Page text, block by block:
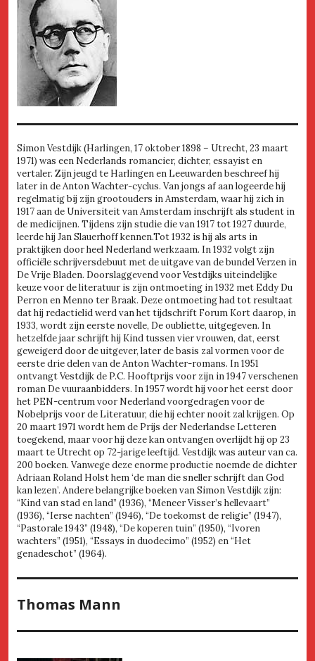
Simon Vestdijk (Harlingen, 17 oktober 1898 – Utrecht, 23 maart
1971) was een Nederlands romancier, dichter, essayist en
vertaler. Zijn jeugd te Harlingen en Leeuwarden beschreef hij
later in de Anton Wachter-cyclus. Van jongs af aan logeerde hij
regelmatig bij zijn grootouders in Amsterdam, waar hij zich in
1917 aan de Universiteit van Amsterdam inschrijft als student in
de medicijnen. Tijdens zijn studie die van 1917 tot 1927 duurde,
leerde hij Jan Slauerhoff kennen.Tot 1932 is hij als arts in
praktijken door heel Nederland werkzaam. In 1932 volgt zijn
officiële schrijversdebuut met de uitgave van de bundel Verzen in
De Vrije Bladen. Doorslaggevend voor Vestdijks uiteindelijke
keuze voor de literatuur is zijn ontmoeting in 1932 met Eddy Du
Perron en Menno ter Braak. Deze ontmoeting had tot resultaat
dat hij redactielid werd van het tijdschrift Forum Kort daarop, in
1933, wordt zijn eerste novelle, De oubliette, uitgegeven. In
hetzelfde jaar schrijft hij Kind tussen vier vrouwen, dat, eerst
geweigerd door de uitgever, later de basis zal vormen voor de
eerste drie delen van de Anton Wachter-romans. In 1951
ontvangt Vestdijk de P.C. Hooftprijs voor zijn in 1947 verschenen
roman De vuuraanbidders. In 1957 wordt hij voor het eerst door
het PEN-centrum voor Nederland voorgedragen voor de
Nobelprijs voor de Literatuur, die hij echter nooit zal krijgen. Op
20 maart 1971 wordt hem de Prijs der Nederlandse Letteren
toegekend, maar voor hij deze kan ontvangen overlijdt hij op 23
maart te Utrecht op 72-jarige leeftijd. Vestdijk was auteur van ca.
200 boeken. Vanwege deze enorme productie noemde de dichter
Adriaan Roland Holst hem ‘de man die sneller schrijft dan God
kan lezen’. Andere belangrijke boeken van Simon Vestdijk zijn:
“Kind van stad en land” (1936), “Meneer Visser’s hellevaart”
(1936), “Ierse nachten” (1946), “De toekomst de religie” (1947),
“Pastorale 1943” (1948), “De koperen tuin” (1950), “Ivoren
wachters” (1951), “Essays in duodecimo” (1952) en “Het
genadeschot” (1964).
Thomas Mann